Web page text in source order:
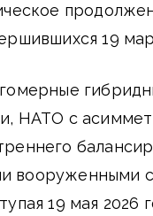
19
НАТО с
вооруженными
19 мая 2026